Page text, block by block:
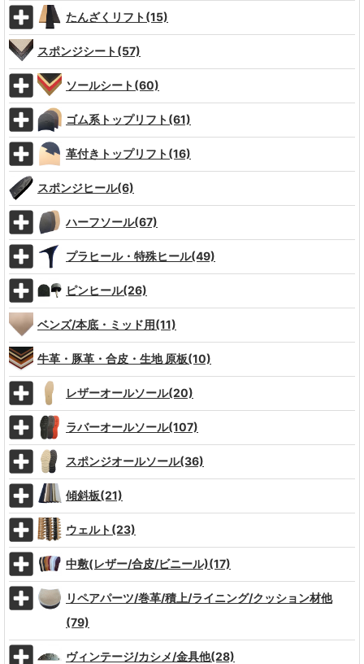
たんざくリフト(15)
スポンジシート(57)
ソールシート(60)
ゴム系トップリフト(61)
革付きトップリフト(16)
スポンジヒール(6)
ハーフソール(67)
プラヒール・特殊ヒール(49)
ピンヒール(26)
ベンズ/本底・ミッド用(11)
牛革・豚革・合皮・生地 原板(10)
レザーオールソール(20)
ラバーオールソール(107)
スポンジオールソール(36)
傾斜板(21)
ウェルト(23)
中敷(レザー/合皮/ビニール)(17)
リペアパーツ/巻革/積上/ライニング/クッション材他
(79)
ヴィンテージ/カシメ/金具他(28)